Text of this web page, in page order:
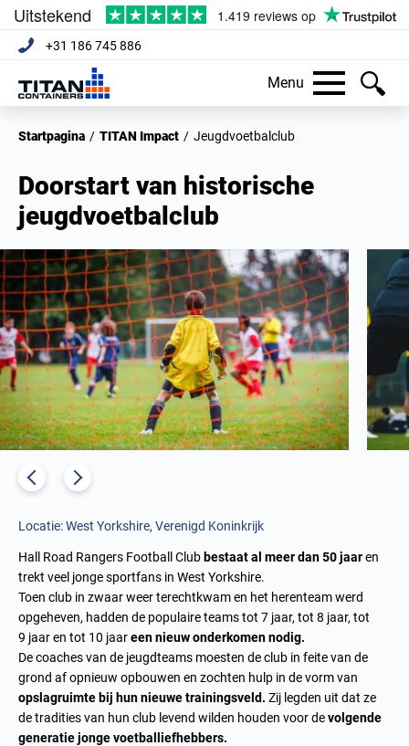
+31 186 745 886
Menu
Startpagina / TITAN Impact / Jeugdvoetbalclub
Doorstart van historische
jeugdvoetbalclub
Locatie: West Yorkshire, Verenigd Koninkrijk
Hall Road Rangers Football Club bestaat al meer dan 50 jaaren
trekt veel jonge sportfans in West Yorkshire.
Toen club in zwaar weer terechtkwam en het herenteam werd
opgeheven, hadden de populaire teams tot 7 jaar, tot 8 jaar, tot
9 jaar en tot 10 jaareen nieuw onderkomen nodig.
De coaches van de jeugdteams moesten de club in feite van de
grond af opnieuw opbouwen en zochten hulp in de vorm van
opslagruimte bij hun nieuwe trainingsveld. Zij legden uit dat ze
de tradities van hun club levend wilden houden voor devolgende
generatie jonge voetballiefhebbers.